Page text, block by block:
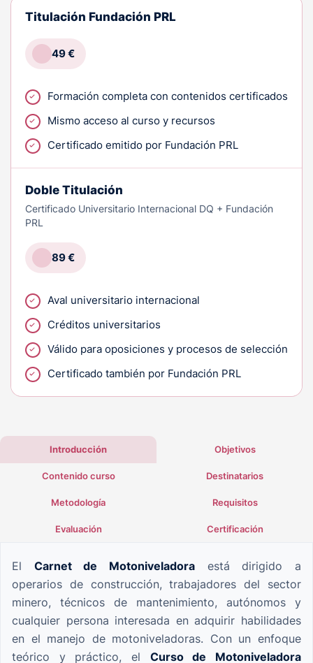
Titulación Fundación PRL
49 €
Formación completa con contenidos certificados
Mismo acceso al curso y recursos
Certificado emitido por Fundación PRL
Doble Titulación
Certificado Universitario Internacional DQ + Fundación
PRL
89 €
Aval universitario internacional
Créditos universitarios
Válido para oposiciones y procesos de selección
Certificado también por Fundación PRL
Introducción Objetivos
Contenido curso Destinatarios
Metodología Requisitos
Evaluación Certificación
El Carnet de Motoniveladora está dirigido a
operarios de construcción, trabajadores del sector
minero, técnicos de mantenimiento, autónomos y
cualquier persona interesada en adquirir habilidades
en el manejo de motoniveladoras. Con un enfoque
teórico y práctico, el Curso de Motoniveladora